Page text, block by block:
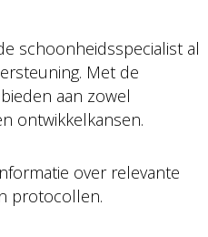
schoonheidsspecialist al
Met de
aan zowel
ontwikkelkansen.
over relevante
protocollen.